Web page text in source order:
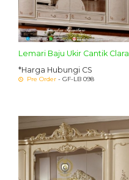
Lemari Baju Ukir Cantik Clara
*Harga Hubungi CS
Pre Order - GF-LB 098